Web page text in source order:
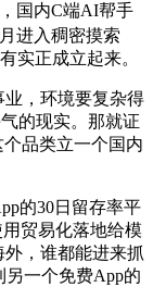
国内C端AI帮手
进入稠密摸索
实正成立起来。
，环境要复杂得
的现实。那就证
品类立一个国内
的30日留存率平
贸易化落地给模
，谁都能进来抓
一个免费App的